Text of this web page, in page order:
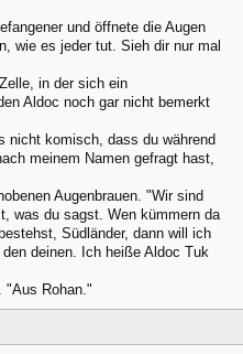
und öffnete die Augen
wie es jeder tut. Sieh dir nur mal
in der sich ein
Aldoc noch gar nicht bemerkt
nicht komisch, dass du während
meinem Namen gefragt hast,
Augenbrauen. "Wir sind
was du sagst. Wen kümmern da
Südländer, dann will ich
deinen. Ich heiße Aldoc Tuk
"Aus Rohan."